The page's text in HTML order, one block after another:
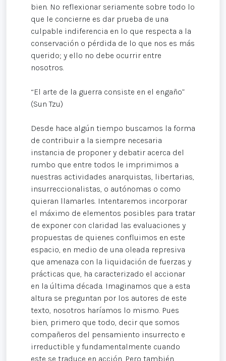
bien. No reflexionar seriamente sobre todo lo
que le concierne es dar prueba de una
culpable indiferencia en lo que respecta a la
conservación o pérdida de lo que nos es más
querido; y ello no debe ocurrir entre
nosotros.
“El arte de la guerra consiste en el engaño”
(Sun Tzu)
Desde hace algún tiempo buscamos la forma
de contribuir a la siempre necesaria
instancia de proponer y debatir acerca del
rumbo que entre todos le imprimimos a
nuestras actividades anarquistas, libertarias,
insurreccionalistas, o autónomas o como
quieran llamarles. Intentaremos incorporar
el máximo de elementos posibles para tratar
de exponer con claridad las evaluaciones y
propuestas de quienes confluimos en este
espacio, en medio de una oleada represiva
que amenaza con la liquidación de fuerzas y
prácticas que, ha caracterizado el accionar
en la última década. Imaginamos que a esta
altura se preguntan por los autores de este
texto, nosotros haríamos lo mismo. Pues
bien, primero que todo, decir que somos
compañeros del pensamiento insurrecto e
irreductible y fundamentalmente cuando
este se traduce en acción. Pero también